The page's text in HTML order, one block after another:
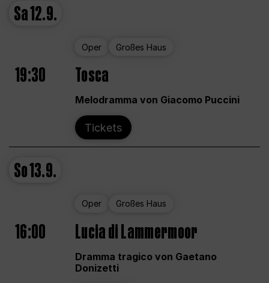
Sa12.9.
Oper Großes Haus
19:30 Tosca
Melodramma von Giacomo Puccini
Tickets
So13.9.
Oper Großes Haus
16:00 Lucia di Lammermoor
Dramma tragico von Gaetano
Donizetti